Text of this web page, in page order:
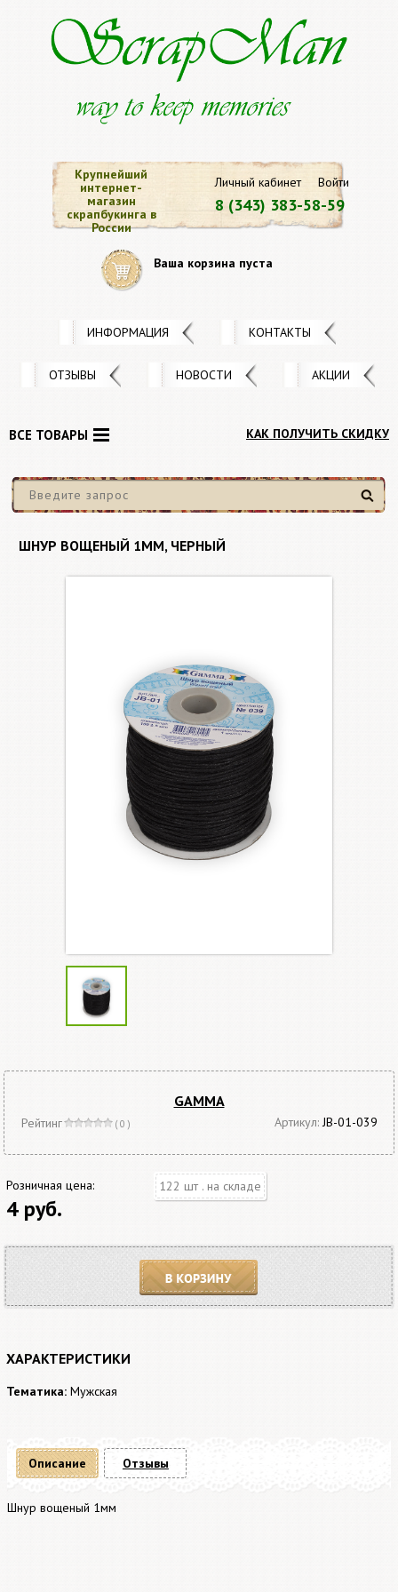
Личный кабинет Войти
8 (343) 383-58-59
Крупнейший
интернет-
магазин
скрапбукинга в
России
Ваша корзина пуста
ИНФОРМАЦИЯ КОНТАКТЫ
ОТЗЫВЫ НОВОСТИ АКЦИИ
КАК ПОЛУЧИТЬ СКИДКУ
Найти
ВСЕ ТОВАРЫ
ШНУР ВОЩЕНЫЙ 1ММ, ЧЕРНЫЙ
GAMMA
Рейтинг ( 0 ) Артикул:JB-01-039
Розничная цена:
4 руб.
122 шт . на складе
В корзину
ХАРАКТЕРИСТИКИ
Тематика: Мужская
Описание
Шнур вощеный 1мм
Отзывы